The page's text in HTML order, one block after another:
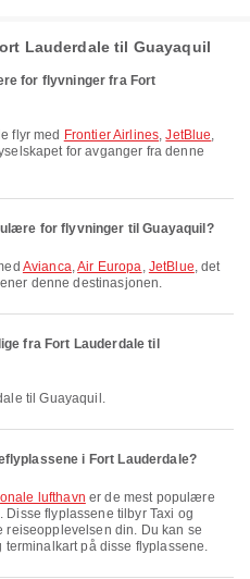
Lauderdale til Guayaquil
for flyvninger fra Fort
flyr med Frontier Airlines,JetBlue,
for avganger fra denne
for flyvninger til Guayaquil?
Avianca,Air Europa, JetBlue, det
denne destinasjonen.
fra Fort Lauderdale til
til Guayaquil.
i Fort Lauderdale?
lufthavn er de mest populære
flyplassene tilbyr Taxi og
reiseopplevelsen din. Du kan se
på disse flyplassene.